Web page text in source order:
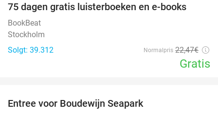
75 dagen gratis luisterboeken en e-books
BookBeat
Stockholm
Solgt: 39.312
Normalpris 22,47€
Gratis
Entree voor Boudewijn Seapark